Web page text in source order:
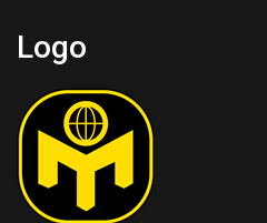
Logo